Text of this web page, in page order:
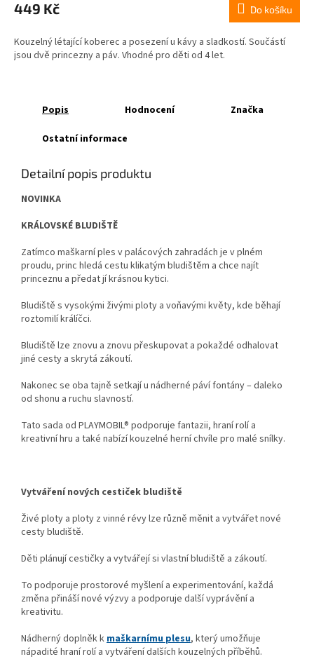
449 Kč Do košíku
Kouzelný létající koberec a posezení u kávy a sladkostí. Součástí
jsou dvě princezny a páv. Vhodné pro děti od 4 let.
Popis Hodnocení Značka
Ostatní informace
Detailní popis produktu
NOVINKA
KRÁLOVSKÉ BLUDIŠTĚ
Zatímco maškarní ples v palácových zahradách je v plném
proudu, princ hledá cestu klikatým bludištěm a chce najít
princeznu a předat jí krásnou kytici.
Bludiště s vysokými živými ploty a voňavými květy, kde běhají
roztomilí králíčci.
Bludiště lze znovu a znovu přeskupovat a pokaždé odhalovat
jiné cesty a skrytá zákoutí.
Nakonec se oba tajně setkají u nádherné páví fontány – daleko
od shonu a ruchu slavností.
Tato sada od PLAYMOBIL® podporuje fantazii, hraní rolí a
kreativní hru a také nabízí kouzelné herní chvíle pro malé snílky.
Vytváření nových cestiček bludiště
Živé ploty a ploty z vinné révy lze různě měnit a vytvářet nové
cesty bludiště.
Děti plánují cestičky a vytvářejí si vlastní bludiště a zákoutí.
To podporuje prostorové myšlení a experimentování, každá
změna přináší nové výzvy a podporuje další vyprávění a
kreativitu.
Nádherný doplněk kmaškarnímu plesu, který umožňuje
nápadité hraní rolí a vytváření dalších kouzelných příběhů.